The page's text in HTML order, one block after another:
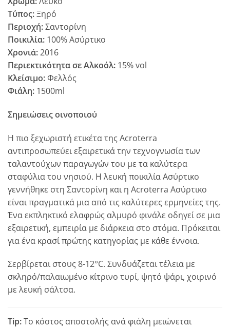
Τύπος:Ξηρό
Περιοχή:Σαντορίνη
Ποικιλία: 100% Ασύρτικο
Χρονιά:2016
Περιεκτικότητα σε Αλκοόλ: 15% vol
Κλείσιμο:Φελλός
Φιάλη: 1500ml
Σημειώσεις οινοποιού
Η πιο ξεχωριστή ετικέτα της Acroterra
αντιπροσωπεύει εξαιρετικά την τεχνογνωσία των
ταλαντούχων παραγωγών του με τα καλύτερα
σταφύλια του νησιού. Η λευκή ποικιλία Ασύρτικο
γεννήθηκε στη Σαντορίνη και η Acroterra Ασύρτικο
είναι πραγματικά μια από τις καλύτερες ερμηνείες της.
Ένα εκπληκτικό ελαφρώς αλμυρό φινάλε οδηγεί σε μια
εξαιρετική, εμπειρία με διάρκεια στο στόμα. Πρόκειται
για ένα κρασί πρώτης κατηγορίας με κάθε έννοια.
Σερβίρεται στους 8-12°C. Συνδυάζεται τέλεια με
σκληρό/παλαιωμένο κίτρινο τυρί, ψητό ψάρι, χοιρινό
με λευκή σάλτσα.
Tip:Το κόστος αποστολής ανά φιάλη μειώνεται